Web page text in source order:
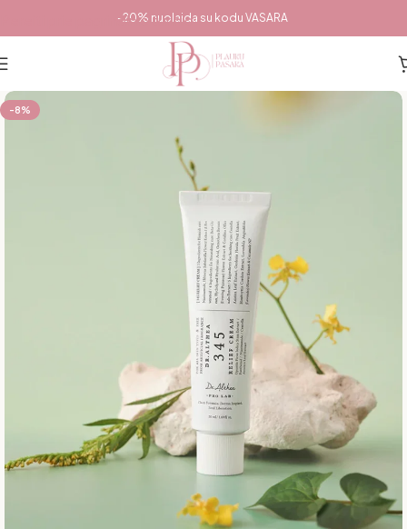
Pereiti prie pagrindinio turinio-20% nuolaida su kodu VASARA
-8%